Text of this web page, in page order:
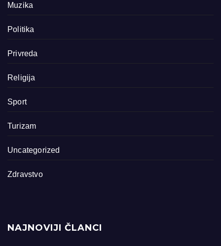
Muzika
Politika
Privreda
Religija
Sport
Turizam
Uncategorized
Zdravstvo
NAJNOVIJI ČLANCI